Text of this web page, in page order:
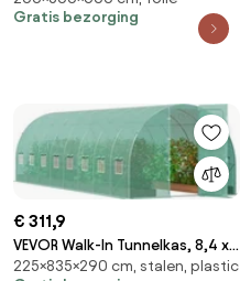
Gratis bezorging
€ 311,9
VEVOR Walk-In Tunnelkas, 8,4 x
2,9 x 2,2 m Polytunnelkas,
225×835×290 cm, stalen, plastic